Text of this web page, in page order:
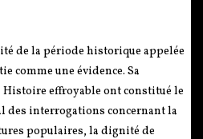
de la période historique appelée
comme une évidence. Sa
effroyable ont constitué le
des interrogations concernant la
populaires, la dignité de